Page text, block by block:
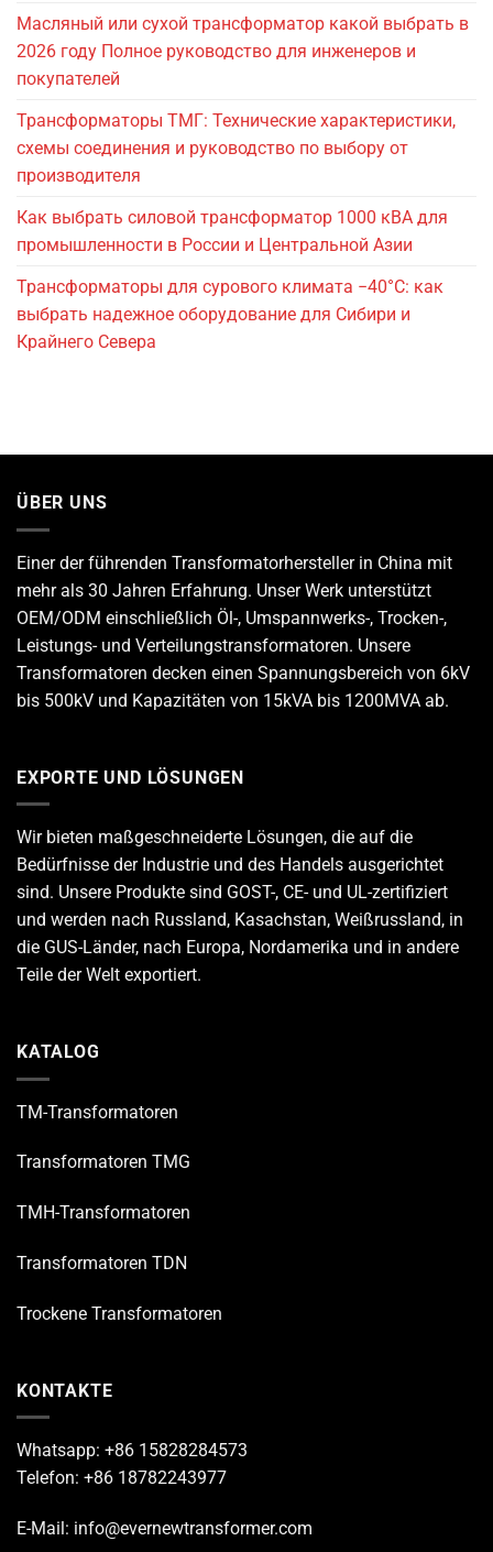
Масляный или сухой трансформатор какой выбрать в
2026 году Полное руководство для инженеров и
покупателей
Трансформаторы ТМГ: Технические характеристики,
схемы соединения и руководство по выбору от
производителя
Как выбрать силовой трансформатор 1000 кВА для
промышленности в России и Центральной Азии
Трансформаторы для сурового климата −40°C: как
выбрать надежное оборудование для Сибири и
Крайнего Севера
ÜBER UNS
Einer der führenden Transformatorherstellerin China mit
mehr als 30 Jahren Erfahrung. Unser Werk unterstützt
OEM/ODM einschließlich Öl-, Umspannwerks-, Trocken-,
Leistungs- und Verteilungstransformatoren. Unsere
Transformatoren decken einen Spannungsbereich von 6kV
bis 500kV und Kapazitäten von 15kVA bis 1200MVA ab.
EXPORTE UND LÖSUNGEN
Wir bieten maßgeschneiderte Lösungen, die auf die
Bedürfnisse der Industrie und des Handels ausgerichtet
sind. Unsere Produkte sind GOST-, CE- und UL-zertifiziert
und werden nach Russland, Kasachstan, Weißrussland, in
die GUS-Länder, nach Europa, Nordamerika und in andere
Teile der Welt exportiert.
KATALOG
TM-Transformatoren
Transformatoren TMG
TMH-Transformatoren
Transformatoren TDN
Trockene Transformatoren
KONTAKTE
Whatsapp: +86 15828284573
Telefon: +86 18782243977
E-Mail: info@evernewtransformer.com